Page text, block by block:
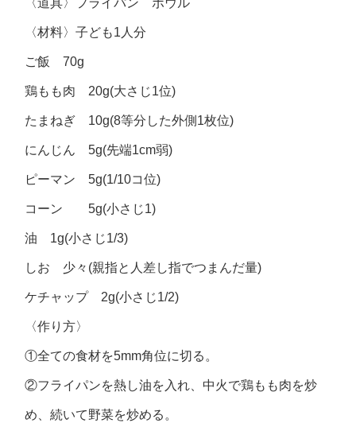
〈道具〉フライパン ボウル
〈材料〉子ども1人分
ご飯 70g
鶏もも肉 20g(大さじ1位)
たまねぎ 10g(8等分した外側1枚位)
にんじん 5g(先端1cm弱)
ピーマン 5g(1/10コ位)
コーン 5g(小さじ1)
油 1g(小さじ1/3)
しお 少々(親指と人差し指でつまんだ量)
ケチャップ 2g(小さじ1/2)
〈作り方〉
①全ての食材を5mm角位に切る。
②フライパンを熱し油を入れ、中火で鶏もも肉を炒
め、続いて野菜を炒める。